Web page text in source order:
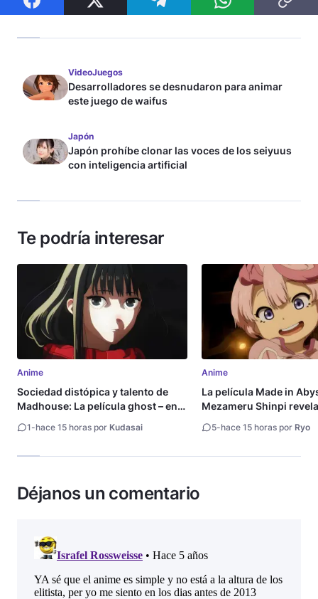
VideoJuegos
Desarrolladores se desnudaron para animar
este juego de waifus
Japón
Japón prohíbe clonar las voces de los seiyuus
con inteligencia artificial
Te podría interesar
Anime
Sociedad distópica y talento de
Madhouse: La película ghost – end
1-hace 15 horas por Kudasai
Anime
La película Made in
Mezameru Shinpi
5-hace 15 horas por Ryo
Déjanos un comentario